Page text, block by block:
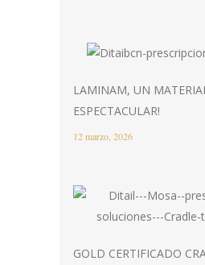
LAMINAM, UN MATERIAL
ESPECTACULAR!
12 marzo, 2026
GOLD CERTIFICADO